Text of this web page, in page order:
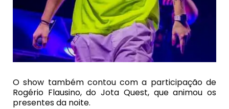
O show também contou com a participação de
Rogério Flausino, do Jota Quest, que animou os
presentes da noite.